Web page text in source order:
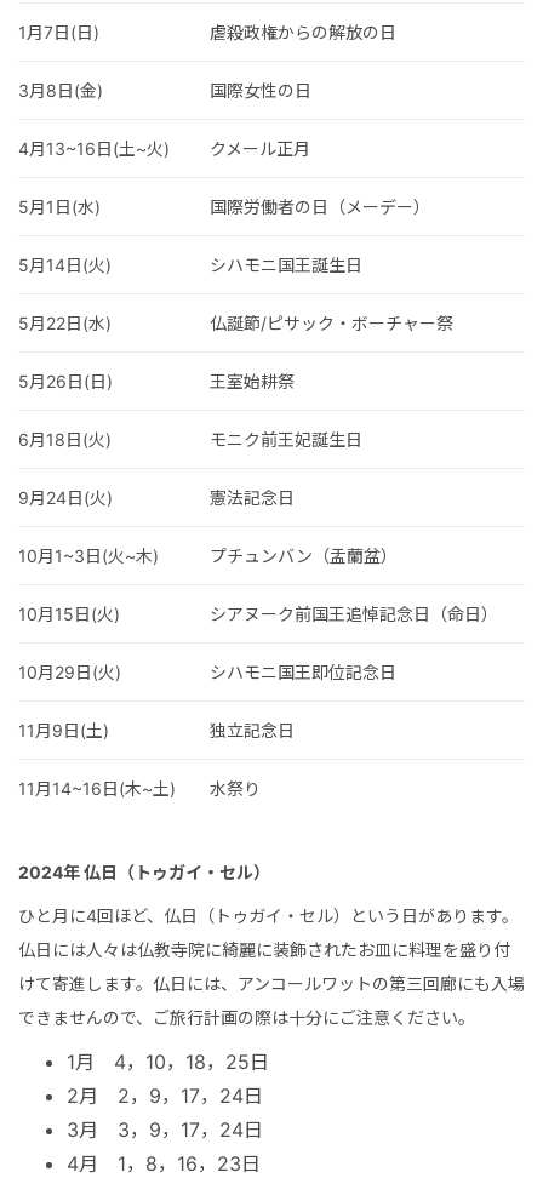
1月7日(日) 虐殺政権からの解放の日
3月8日(金) 国際女性の日
4月13~16日(土~火) クメール正月
5月1日(水) 国際労働者の日（メーデー）
5月14日(火) シハモニ国王誕生日
5月22日(水) 仏誕節/ピサック・ボーチャー祭
5月26日(日) 王室始耕祭
6月18日(火) モニク前王妃誕生日
9月24日(火) 憲法記念日
10月1~3日(火~木) プチュンバン（盂蘭盆）
10月15日(火) シアヌーク前国王追悼記念日（命日）
10月29日(火) シハモニ国王即位記念日
11月9日(土) 独立記念日
11月14~16日(木~土) 水祭り
2024年 仏日（トゥガイ・セル）
ひと月に4回ほど、仏日（トゥガイ・セル）という日があります。
仏日には人々は仏教寺院に綺麗に装飾されたお皿に料理を盛り付
けて寄進します。仏日には、アンコールワットの第三回廊にも入場
できませんので、ご旅行計画の際は十分にご注意ください。
1月 4，10，18，25日
2月 2，9，17，24日
3月 3，9，17，24日
4月 1，8，16，23日